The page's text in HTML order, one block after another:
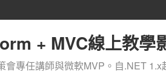
+ MVC線上教學
專任講師與微軟MVP。自.NET